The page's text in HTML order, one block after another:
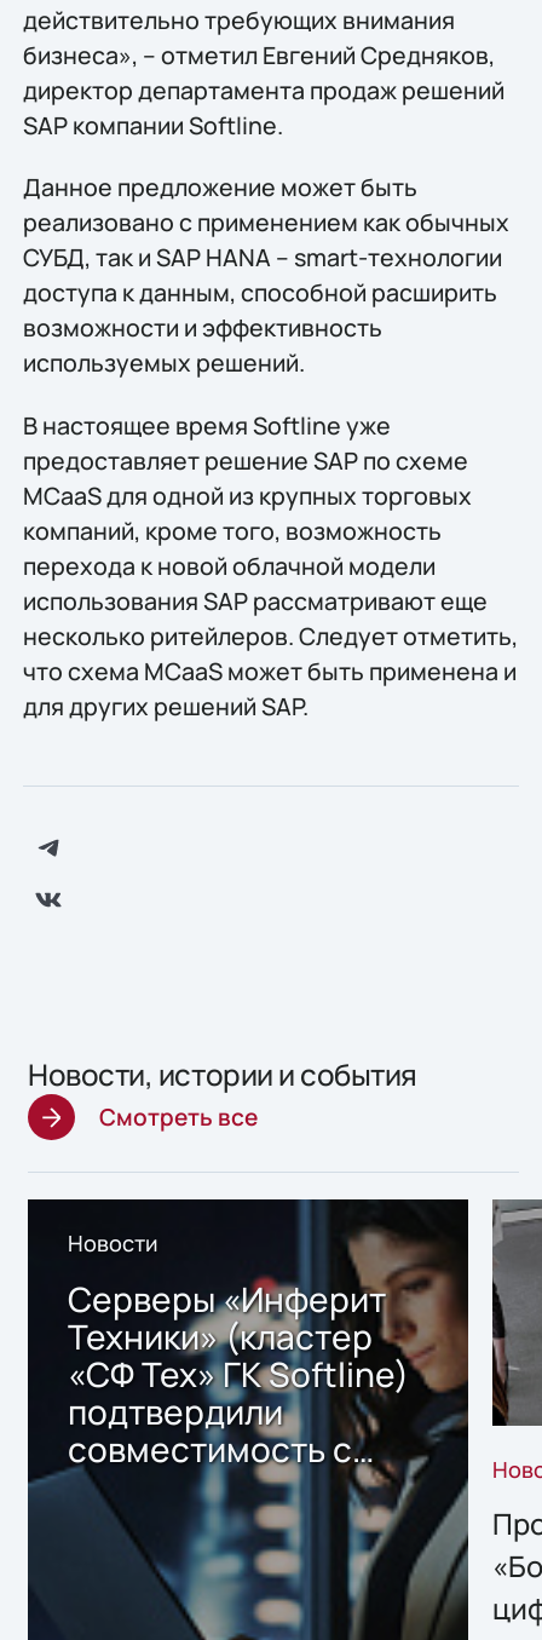
действительно требующих внимания
бизнеса», – отметил Евгений Средняков,
директор департамента продаж решений
SAP компании Softline.
Данное предложение может быть
реализовано с применением как обычных
СУБД, так и SAP HANA – smart-технологии
доступа к данным, способной расширить
возможности и эффективность
используемых решений.
В настоящее время Softline уже
предоставляет решение SAP по схеме
MCaaS для одной из крупных торговых
компаний, кроме того, возможность
перехода к новой облачной модели
использования SAP рассматривают еще
несколько ритейлеров. Следует отметить,
что схема MCaaS может быть применена и
для других решений SAP.
Новости, истории и события
Смотреть все
Новости
Серверы «Инферит
Техники» (кластер
«СФ Тех» ГК Softline)
подтвердили
совместимость с
решением Sharx
Storage 2.x для
хранения данных